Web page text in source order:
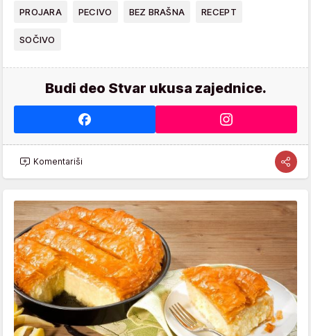
PROJARA PECIVO BEZ BRAŠNA RECEPT
SOČIVO
Budi deo Stvar ukusa zajednice.
Komentariši